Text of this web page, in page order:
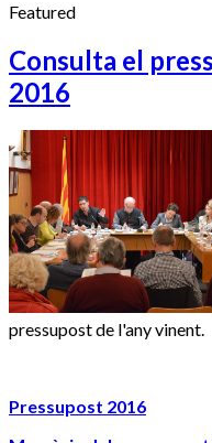
Featured
Consulta el
2016
pressupost de l'any vinent.
Pressupost 2016